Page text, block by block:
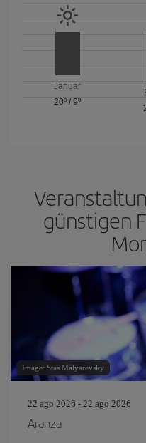
Januar
20º /9º
günstigen
Image: Stas Malyarevsky
22 ago 2026 - 22 ago 2026
Aranza